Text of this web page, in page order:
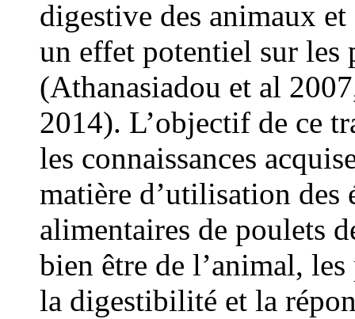
digestive des animaux
un effet potentiel sur les
(Athanasiadou et al
2014). L’objectif de ce
les connaissances
matière d’utilisation des
alimentaires de poulets
bien être de l’animal,
la digestibilité et la